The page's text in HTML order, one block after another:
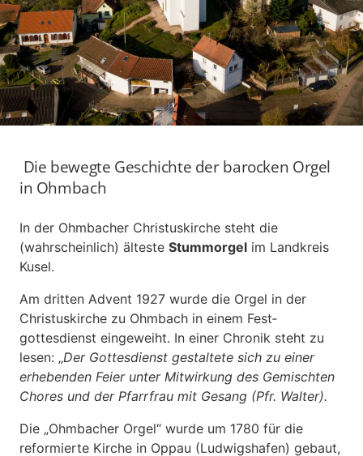
Die bewegte Geschichte der barocken Orgel
in Ohmbach
In der Ohmbacher Christuskirche steht die
(wahrscheinlich) älteste Stummorgel im Landkreis
Kusel.
Am dritten Advent 1927 wurde die Orgel in der
Christuskirche zu Ohmbach in einem Fest­
gottesdienst eingeweiht. In einer Chronik steht zu
lesen: „Der Gottesdienst gestaltete sich zu einer
erhebenden Feier unter Mitwirkung des Gemischten
Chores und der Pfarrfrau mit Gesang (Pfr. Walter).
Die „Ohmbacher Orgel“ wurde um 1780 für die
reformierte Kirche in Oppau (Ludwigshafen) gebaut,